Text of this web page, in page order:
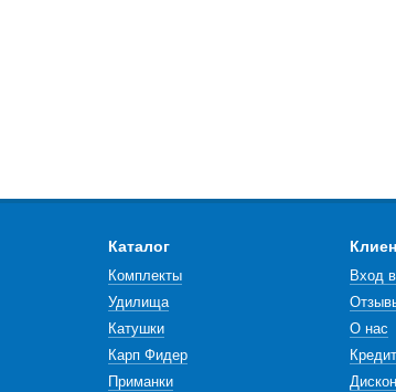
Каталог
Комплекты
Удилища
Катушки
Карп Фидер
Приманки
Вход
О нас
Кредит